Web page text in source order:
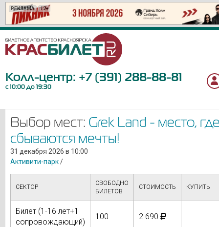
РЕКЛАМА 12+
РЕКЛАМА 18+
РЕКЛАМА 12+
РЕКЛАМА 12+
РЕКЛАМА 6+
РЕКЛАМА 12+
РЕКЛАМА 16+
РЕКЛАМА 6+
РЕКЛАМА 12+
РЕКЛАМА 18+
РЕКЛАМА 6+
РЕКЛАМА 12+
РЕКЛАМА 12+
РЕКЛАМА 12+
РЕКЛАМА 0+
РЕКЛАМА 6+
РЕКЛАМА 6+
РЕКЛАМА 16+
РЕКЛАМА 12+
РЕКЛАМА 6+
Колл-центр: +7 (391) 288-88-81
с 10:00 до 19:30
Выбор мест: Grek Land - место,
сбываются мечты!
31 декабря 2026 в 10:00
Активити-парк/
СЕКТОР
СВОБОДНО
БИЛЕТОВ
СТОИМОСТЬ КУПИТЬ
Билет (1-16 лет+1
сопровождающий)
100 2 690